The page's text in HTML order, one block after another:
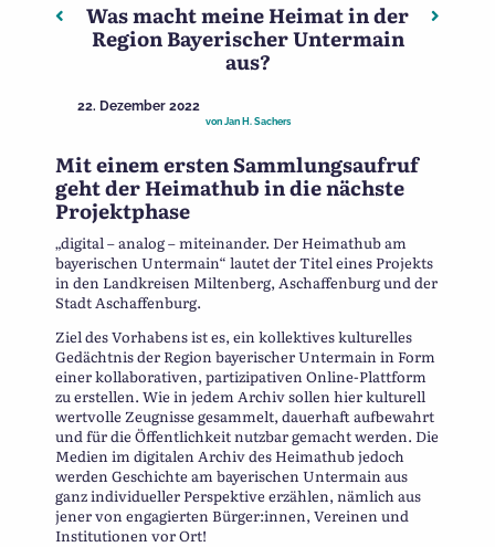
Beitragsnavigation
Vorheriger: Kleine Fenster, die regionale Geschichte
Was macht meine Heimat in der
Region Bayerischer Untermain
aus?
22. Dezember 2022
von Jan H. Sachers
Mit einem ersten Sammlungsaufruf
geht der Heimathub in die nächste
Projektphase
„digital – analog – miteinander. Der Heimathub am
bayerischen Untermain“ lautet der Titel eines Projekts
in den Landkreisen Miltenberg, Aschaffenburg und der
Stadt Aschaffenburg.
Ziel des Vorhabens ist es, ein kollektives kulturelles
Gedächtnis der Region bayerischer Untermain in Form
einer kollaborativen, partizipativen Online-Plattform
zu erstellen. Wie in jedem Archiv sollen hier kulturell
wertvolle Zeugnisse gesammelt, dauerhaft aufbewahrt
und für die Öffentlichkeit nutzbar gemacht werden. Die
Medien im digitalen Archiv des Heimathub jedoch
werden Geschichte am bayerischen Untermain aus
ganz individueller Perspektive erzählen, nämlich aus
jener von engagierten Bürger:innen, Vereinen und
Institutionen vor Ort!